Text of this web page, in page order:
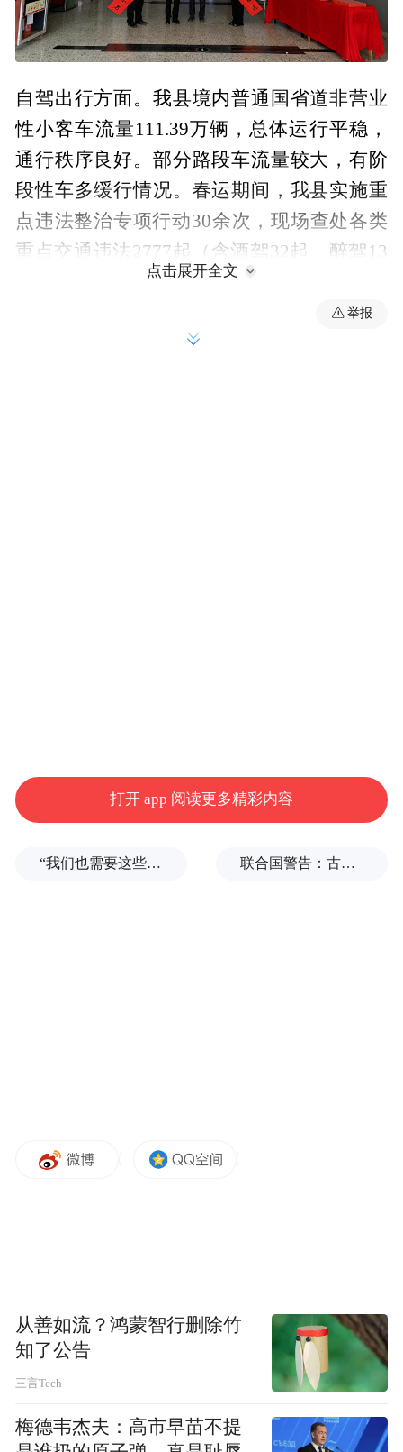
自驾出行方面。我县境内普通国省道非营业
性小客车流量111.39万辆，总体运行平稳，
通行秩序良好。部分路段车流量较大，有阶
段性车多缓行情况。春运期间，我县实施重
点违法整治专项行动30余次，现场查处各类
重点交通违法2777起（含酒驾32起、醉驾13
春运以来对国省干线公路的坑槽、破损、严
通部门及时对塘荆线、黄谷岭、墩月线有积
雪路段进行了撒盐防止冰冻处置。加强了易
结冰道路、桥梁、隧道的巡查力度和应急值
及时处置。
点击展开全文
举报
打开 app 阅读更多精彩内容
“我们也需要这些导弹啊”，特朗普公开拒绝泽连斯基！ 联合国警告：古巴或变成沉默的加沙
从善如流？鸿蒙智行删除竹
知了公告
三言Tech
梅德韦杰夫：高市早苗不提